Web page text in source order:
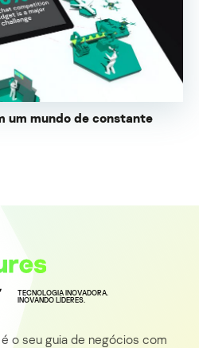
um mundo de constante
TECNOLOGIA INOVADORA.
INOVANDO LÍDERES.
o seu guia de negócios com